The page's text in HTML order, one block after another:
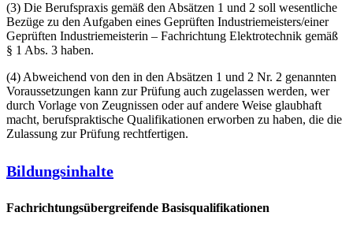
(3) Die Berufspraxis gemäß den Absätzen 1 und 2 soll wesentliche
Bezüge zu den Aufgaben eines Geprüften Industriemeisters/einer
Geprüften Industriemeisterin – Fachrichtung Elektrotechnik gemäß
§ 1 Abs. 3 haben.
(4) Abweichend von den in den Absätzen 1 und 2 Nr. 2 genannten
Voraussetzungen kann zur Prüfung auch zugelassen werden, wer
durch Vorlage von Zeugnissen oder auf andere Weise glaubhaft
macht, berufspraktische Qualifikationen erworben zu haben, die die
Zulassung zur Prüfung rechtfertigen.
Bildungsinhalte
Fachrichtungsübergreifende Basisqualifikationen